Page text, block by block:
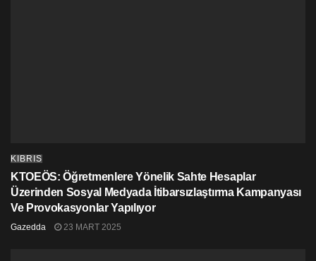
KIBRIS
KTOEÖS: Öğretmenlere Yönelik Sahte Hesaplar
Üzerinden Sosyal Medyada İtibarsızlaştırma Kampanyası
Ve Provokasyonlar Yapılıyor
Gazedda 23 MART 2025